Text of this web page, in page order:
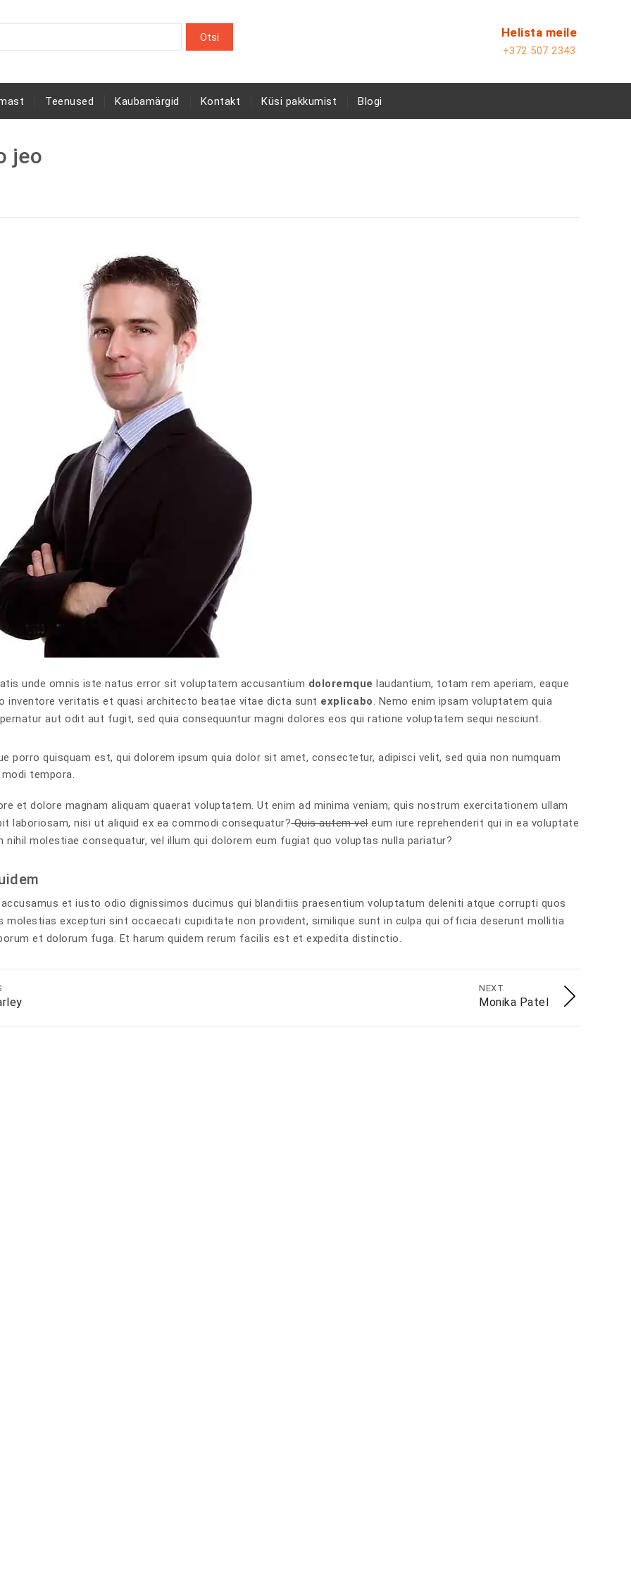
Helista meile
+372 507 2343
Teenused Kaubamärgid Kontakt Küsi pakkumist Blogi
jeo
unde omnis iste natus error sit voluptatem accusantium doloremque laudantium, totam rem aperiam, eaque
inventore veritatis et quasi architecto beatae vitae dicta sunt explicabo. Nemo enim ipsam voluptatem quia
aut odit aut fugit, sed quia consequuntur magni dolores eos qui ratione voluptatem sequi nesciunt.
porro quisquam est, qui dolorem ipsum quia dolor sit amet, consectetur, adipisci velit, sed quia non numquam
tempora.
et dolore magnam aliquam quaerat voluptatem. Ut enim ad minima veniam, quis nostrum exercitationem ullam
laboriosam, nisi ut aliquid ex ea commodi consequatur?Quis autem veleum iure reprehenderit qui in ea voluptate
nihil molestiae consequatur, vel illum qui dolorem eum fugiat quo voluptas nulla pariatur?
et iusto odio dignissimos ducimus qui blanditiis praesentium voluptatum deleniti atque corrupti quos
molestias excepturi sint occaecati cupiditate non provident, similique sunt in culpa qui officia deserunt mollitia
et dolorum fuga. Et harum quidem rerum facilis est et expedita distinctio.
NEXT
Monika Patel